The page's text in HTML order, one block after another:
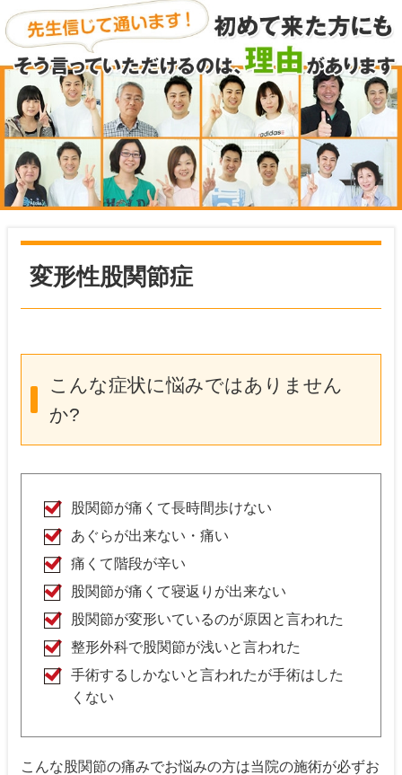
変形性股関節症
こんな症状に悩みではありません
か?
股関節が痛くて長時間歩けない
あぐらが出来ない・痛い
痛くて階段が辛い
股関節が痛くて寝返りが出来ない
股関節が変形いているのが原因と言われた
整形外科で股関節が浅いと言われた
手術するしかないと言われたが手術はした
くない
こんな股関節の痛みでお悩みの方は当院の施術が必ずお